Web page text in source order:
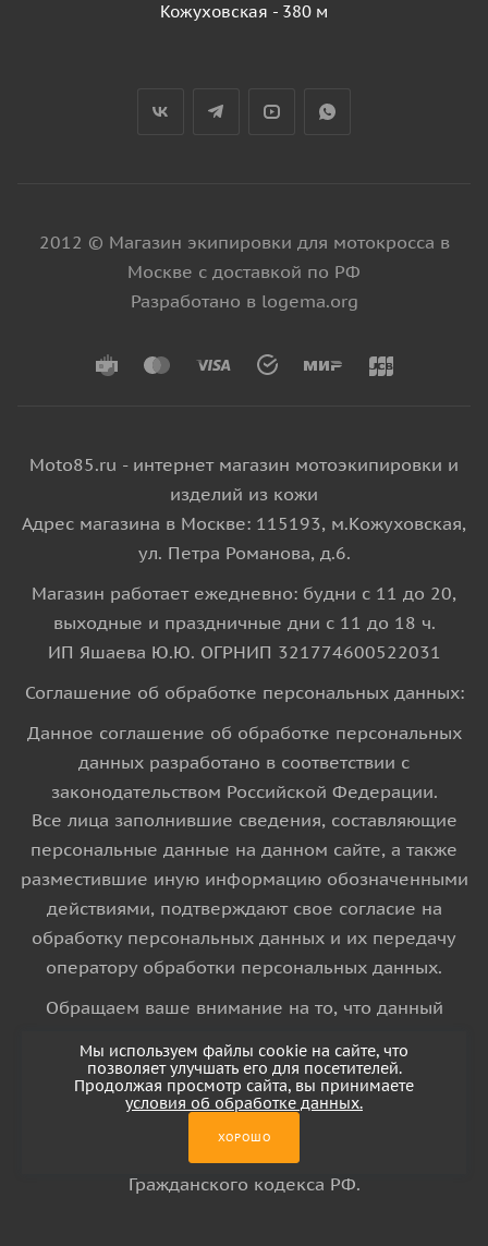
Кожуховская - 380 м
2012 © Магазин экипировки для мотокросса в
Москве с доставкой по РФ
Разработано в logema.org
Moto85.ru - интернет магазин мотоэкипировки и
изделий из кожи
Адрес магазина в Москве: 115193, м.Кожуховская,
ул. Петра Романова, д.6.
Магазин работает ежедневно: будни с 11 до 20,
выходные и праздничные дни с 11 до 18 ч.
ИП Яшаева Ю.Ю. ОГРНИП 321774600522031
Соглашение об обработке персональных данных:
Данное соглашение об обработке персональных
данных разработано в соответствии с
законодательством Российской Федерации.
Все лица заполнившие сведения, составляющие
персональные данные на данном сайте, а также
разместившие иную информацию обозначенными
действиями, подтверждают свое согласие на
обработку персональных данных и их передачу
оператору обработки персональных данных.
Обращаем ваше внимание на то, что данный
информационный характер и ни при каких
условиях информационные материалы и цены,
Гражданского кодекса РФ.
Мы используем файлы cookie на сайте, что
позволяет улучшать его для посетителей.
Продолжая просмотр сайта, вы принимаете
условия об обработке данных.
ХОРОШО